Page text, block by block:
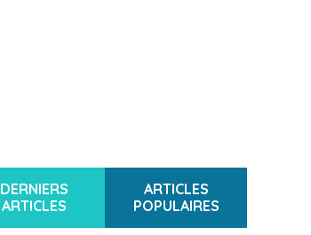
DERNIERS
ARTICLES
ARTICLES
POPULAIRES